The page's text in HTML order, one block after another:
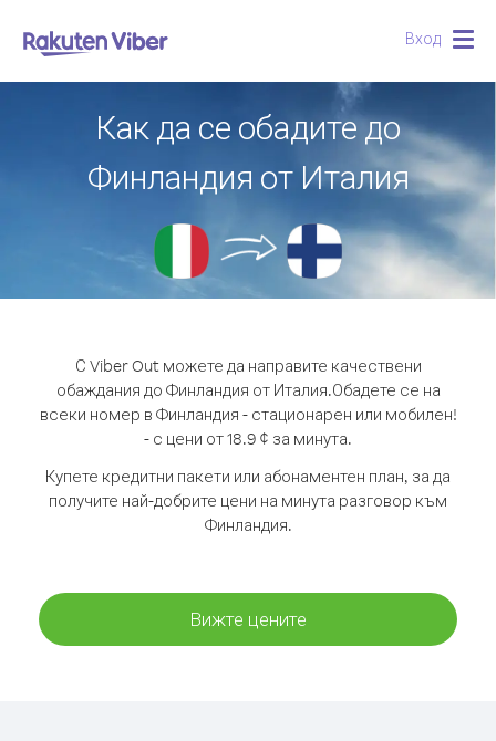
Вход
Как да се обадите до
Финландия от Италия
С Viber Out можете да направите качествени
обаждания до Финландия от Италия.Обадете се на
всеки номер в Финландия - стационарен или мобилен!
- с цени от 18.9 ¢ за минута.
Купете кредитни пакети или абонаментен план, за да
получите най-добрите цени на минута разговор към
Финландия.
Вижте цените